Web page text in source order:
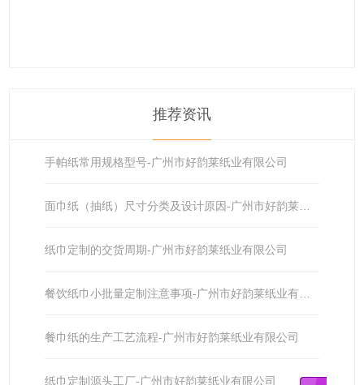
推荐资讯
手帕纸常用规格型号-广州市好韵莱纸业有限公司
面巾纸（抽纸）尺寸分类及设计原因-广州市好韵莱纸业有限公司
纸巾定制的交货周期-广州市好韵莱纸业有限公司
餐巾纸的生产工艺流程-广州市好韵莱纸业有限公司
纸巾定制源头工厂-广州市好韵莱纸业有限公司